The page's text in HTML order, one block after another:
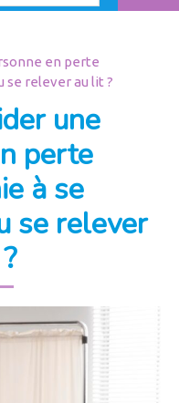
en perte
se relever au lit ?
une
perte
à se
se relever